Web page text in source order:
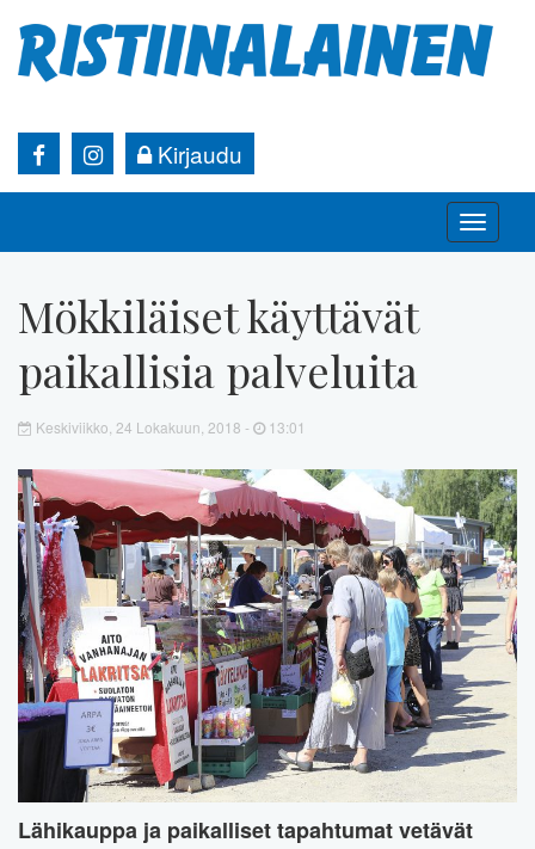
Kirjaudu
Toggle
Mökkiläiset käyttävät
paikallisia palveluita
Keskiviikko, 24 Lokakuun, 2018 - 13:01
Lähikauppa ja paikalliset tapahtumat vetävät